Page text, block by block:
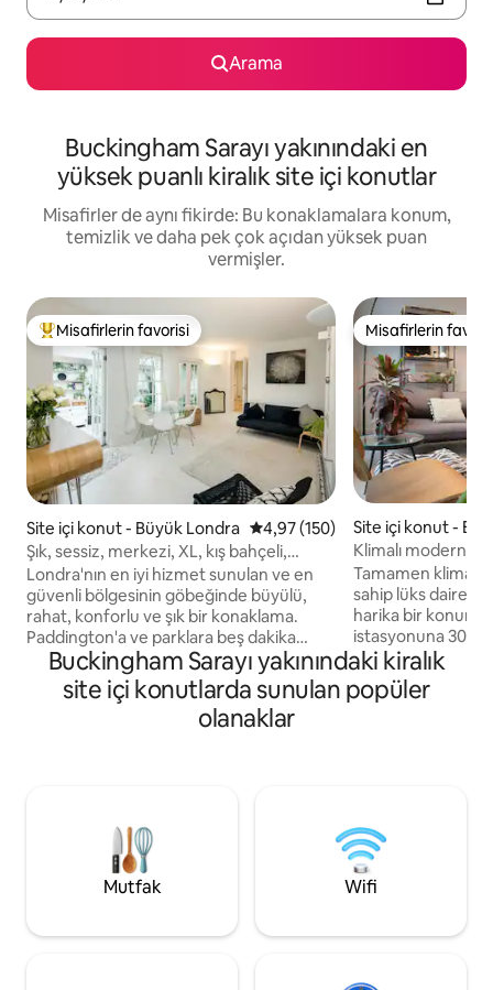
Arama
Buckingham Sarayı yakınındaki en
yüksek puanlı kiralık site içi konutlar
Misafirler de aynı fikirde: Bu konaklamalara konum,
temizlik ve daha pek çok açıdan yüksek puan
vermişler.
Misafirlerin favorilerinden en beğenilenler arasında
Misafirlerin favorisi
Site içi konut - Büyük Londra 5 üzerinden ortalama 4,97
4,97 (150)
Şık, sessiz, merkezi, XL, kış bahçeli,
Paddington
Londra'nın en iyi hizmet sunulan ve en
güvenli bölgesinin göbeğinde büyülü,
rahat, konforlu ve şık bir konaklama.
Paddington'a ve parklara beş dakika
uzaklıkta, doğrudan Londra'nın göbeğine
yürüyün: 2 yatak odası, 2,5 lüks banyosu,
tam donanımlı mutfağı ve 2 resepsiyon
alanı ile ferah ve güzel. Süper king boy
Cam çatı altında, duvarlarla çevrili,
ısıtmalı özel kapalı-açık bahçe alanı.
Misafirlerin
Misafirlerin
Site içi konut -
a
Klimalı modern 2
görevlisi | Londra
Tamamen
sahip lüks daire Londra'yı keşfetmek için
harika bir konum 1. Bölge, Southwark
istasyonuna 30
istasyonuna 5
istasyonuna 10
mesafesindedir. South Bank, Londra
Yakınlarda çok
ve bar var. Giriş ve çıkış saatleri
konusunda esnek
Buckingham Sarayı yakınındaki kiralık
site içi konutlarda sunulan popüler
olanaklar
Mutfak Wifi